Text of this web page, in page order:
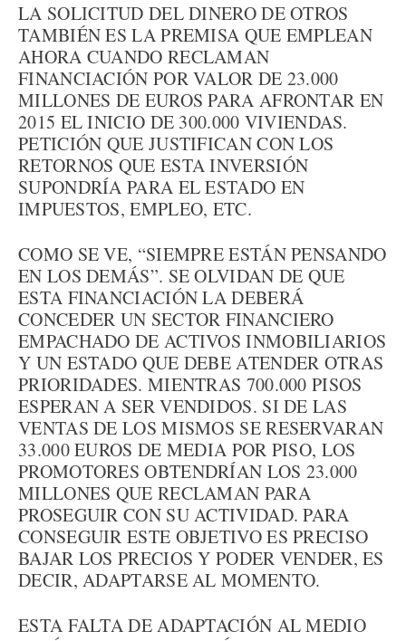
LA SOLICITUD DEL DINERO DE OTROS
TAMBIÉN ES LA PREMISA QUE EMPLEAN
AHORA CUANDO RECLAMAN
FINANCIACIÓN POR VALOR DE 23.000
MILLONES DE EUROS PARA AFRONTAR EN
2015 EL INICIO DE 300.000 VIVIENDAS.
PETICIÓN QUE JUSTIFICAN CON LOS
RETORNOS QUE ESTA INVERSIÓN
SUPONDRÍA PARA EL ESTADO EN
IMPUESTOS, EMPLEO, ETC.
COMO SE VE, “SIEMPRE ESTÁN PENSANDO
EN LOS DEMÁS”. SE OLVIDAN DE QUE
ESTA FINANCIACIÓN LA DEBERÁ
CONCEDER UN SECTOR FINANCIERO
EMPACHADO DE ACTIVOS INMOBILIARIOS
Y UN ESTADO QUE DEBE ATENDER OTRAS
PRIORIDADES. MIENTRAS 700.000 PISOS
ESPERAN A SER VENDIDOS. SI DE LAS
VENTAS DE LOS MISMOS SE RESERVARAN
33.000 EUROS DE MEDIA POR PISO, LOS
PROMOTORES OBTENDRÍAN LOS 23.000
MILLONES QUE RECLAMAN PARA
PROSEGUIR CON SU ACTIVIDAD. PARA
CONSEGUIR ESTE OBJETIVO ES PRECISO
BAJAR LOS PRECIOS Y PODER VENDER, ES
DECIR, ADAPTARSE AL MOMENTO.
ESTA FALTA DE ADAPTACIÓN AL MEDIO